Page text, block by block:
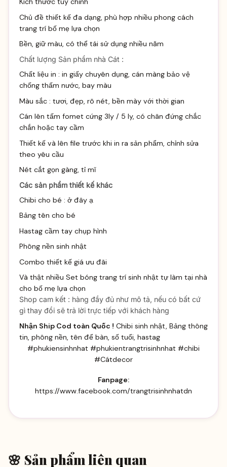
Chủ đề thiết kế đa dạng, phù hợp nhiều phong cách
trang trí bố mẹ lựa chọn
Bền, giữ màu, có thể tái sử dụng nhiều năm
Chất lượng Sản phẩm nhà Cát :
Chất liệu in : in giấy chuyên dụng, cán màng bảo vệ
chống thấm nước, bay màu
Màu sắc : tươi, đẹp, rõ nét, bền mày với thời gian
Cán lên tấm fomet cứng 3ly / 5 ly, có chân đứng chắc
chắn hoặc tay cầm
Thiết kế và lên file trước khi in ra sản phẩm, chỉnh sửa
theo yêu cầu
Nét cắt gọn gàng, tỉ mĩ
Các sản phẩm thiết kế khác
Chibi cho bé : ở đây ạ
Bảng tên cho bé
Hastag cầm tay chụp hình
Phông nền sinh nhật
Combo thiết kế giá ưu đãi
Và thật nhiều Set bóng trang trí sinh nhật tự làm tại nhà
cho bố mẹ lựa chọn
Shop cam kết : hàng đầy đủ như mô tả, nếu có bất cứ
gì thay đổi sẽ trả lời trực tiếp với khách hàng
Nhận Ship Cod toàn Quốc ! Chibi sinh nhật, Bảng thông
tin, phông nền, tên để bàn, số tuổi, hastag
#phukiensinhnhat #phukientrangtrisinhnhat #chibi
#Cátdecor
Fanpage:
https://www.facebook.com/trangtrisinhnhatdn
🌸 Sản phẩm liên quan